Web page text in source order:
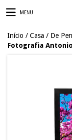
MENU
Início / Casa / De
Fotografia